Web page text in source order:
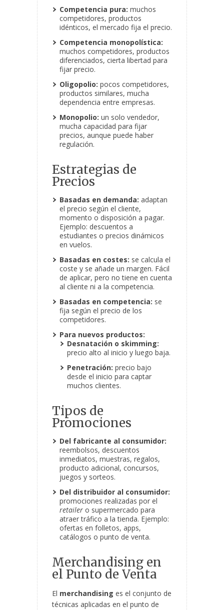
Competencia pura: muchos
competidores, productos
idénticos, el mercado fija el precio.
Competencia monopolística:
muchos competidores, productos
diferenciados, cierta libertad para
fijar precio.
Oligopolio: pocos competidores,
productos similares, mucha
dependencia entre empresas.
Monopolio: un solo vendedor,
mucha capacidad para fijar
precios, aunque puede haber
regulación.
Estrategias de
Precios
Basadas en demanda: adaptan
el precio según el cliente,
momento o disposición a pagar.
Ejemplo: descuentos a
estudiantes o precios dinámicos
en vuelos.
Basadas en costes: se calcula el
coste y se añade un margen. Fácil
de aplicar, pero no tiene en cuenta
al cliente ni a la competencia.
Basadas en competencia: se
fija según el precio de los
competidores.
Para nuevos productos:
Desnatación o skimming:
precio alto al inicio y luego baja.
Penetración: precio bajo
desde el inicio para captar
muchos clientes.
Tipos de
Promociones
Del fabricante al consumidor:
reembolsos, descuentos
inmediatos, muestras, regalos,
producto adicional, concursos,
juegos y sorteos.
Del distribuidor al consumidor:
promociones realizadas por el
retailer o supermercado para
atraer tráfico a la tienda. Ejemplo:
ofertas en folletos, apps,
catálogos o punto de venta.
Merchandising en
el Punto de Venta
El merchandising es el conjunto de
técnicas aplicadas en el punto de